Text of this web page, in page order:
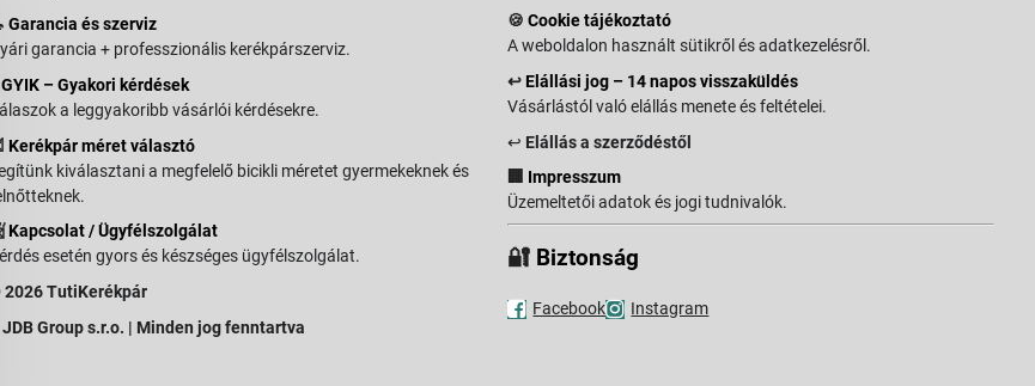
Garancia és szerviz
garancia + professzionális kerékpárszerviz.
GYIK – Gyakori kérdések
a leggyakoribb vásárlói kérdésekre.
Kerékpár méret választó
kiválasztani a megfelelő bicikli méretet gyermekeknek és
Kapcsolat / Ügyfélszolgálat
esetén gyors és készséges ügyfélszolgálat.
TutiKerékpár
JDB Group s.r.o. | Minden jog fenntartva
🍪Cookie tájékoztató
A weboldalon használt sütikről és adatkezelésről.
↩️Elállási jog – 14 napos visszaküldés
Vásárlástól való elállás menete és feltételei.
↩️ Elállás a szerződéstől
🏢 Impresszum
Üzemeltetői adatok és jogi tudnivalók.
🔐 Biztonság
Facebook Instagram